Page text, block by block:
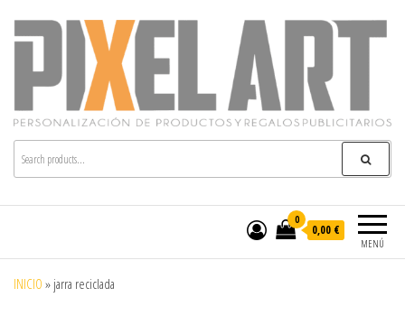
Pixelart
Especialistas en textil publicitario y regalos
personalizados en móstoles
MENÚ
0
0,00 €
INICIO » jarra reciclada